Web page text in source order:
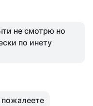
не смотрю но
по инету